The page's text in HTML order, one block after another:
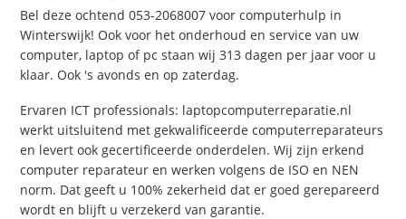
Bel deze ochtend 053-2068007 voor computerhulp in
Winterswijk! Ook voor het onderhoud en service van uw
computer, laptop of pc staan wij 313 dagen per jaar voor u
klaar. Ook 's avonds en op zaterdag.
Ervaren ICT professionals: laptopcomputerreparatie.nl
werkt uitsluitend met gekwalificeerde computerreparateurs
en levert ook gecertificeerde onderdelen. Wij zijn erkend
computer reparateur en werken volgens de ISO en NEN
norm. Dat geeft u 100% zekerheid dat er goed gerepareerd
wordt en blijft u verzekerd van garantie.